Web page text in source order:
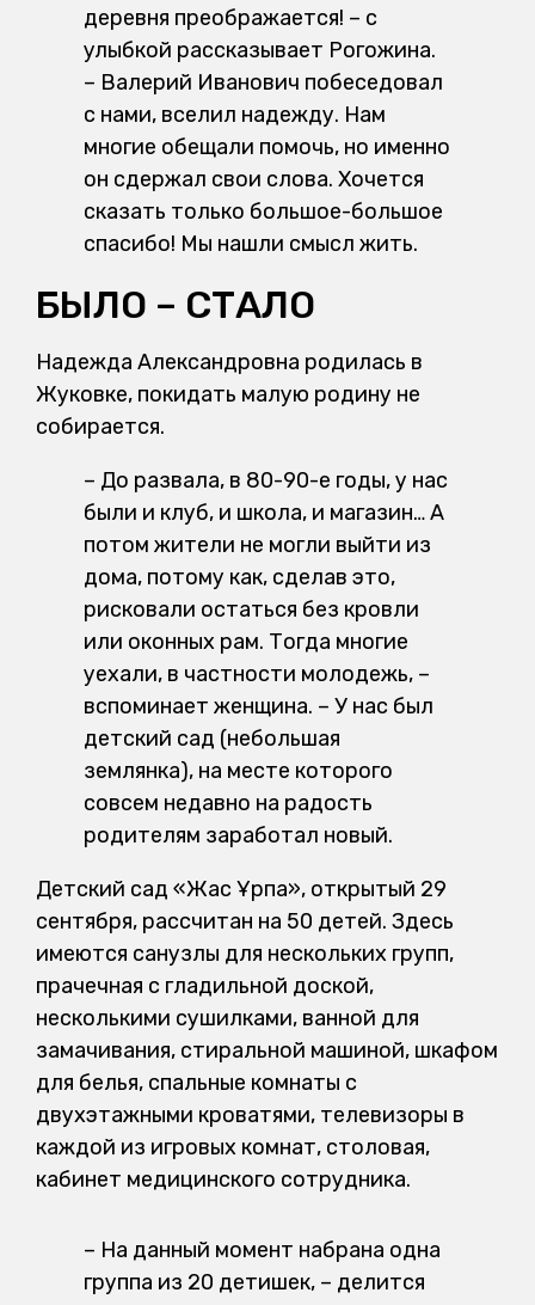
деревня преображается! – с
улыбкой рассказывает Рогожина.
– Валерий Иванович побеседовал
с нами, вселил надежду. Нам
многие обещали помочь, но именно
он сдержал свои слова. Хочется
сказать только большое-большое
спасибо! Мы нашли смысл жить.
БЫЛО – СТАЛО
Надежда Александровна родилась в
Жуковке, покидать малую родину не
собирается.
– До развала, в 80-90-е годы, у нас
были и клуб, и школа, и магазин… А
потом жители не могли выйти из
дома, потому как, сделав это,
рисковали остаться без кровли
или оконных рам. Тогда многие
уехали, в частности молодежь, –
вспоминает женщина. – У нас был
детский сад (небольшая
землянка), на месте которого
совсем недавно на радость
родителям заработал новый.
Детский сад «Жас Ұрпақ», открытый 29
сентября, рассчитан на 50 детей. Здесь
имеются санузлы для нескольких групп,
прачечная с гладильной доской,
несколькими сушилками, ванной для
замачивания, стиральной машиной, шкафом
для белья, спальные комнаты с
двухэтажными кроватями, телевизоры в
каждой из игровых комнат, столовая,
кабинет медицинского сотрудника.
– На данный момент набрана одна
группа из 20 детишек, – делится